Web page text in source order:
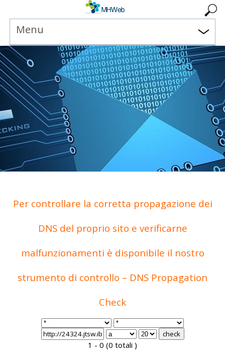
Menu
Per controllare la corretta propagazione dei
DNS del proprio sito e verificarne
malfunzionamenti è disponibile il nostro
strumento di controllo – DNS Propagation
Check
1 - 0 (0 totali )